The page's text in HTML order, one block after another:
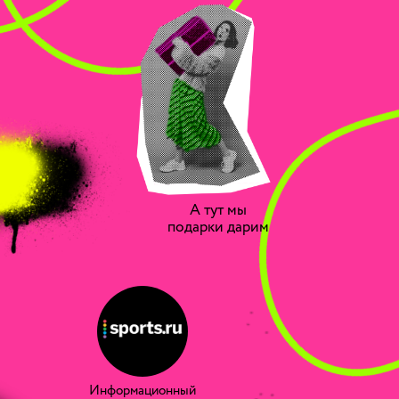
А тут мы
подарки дарим
Информационный